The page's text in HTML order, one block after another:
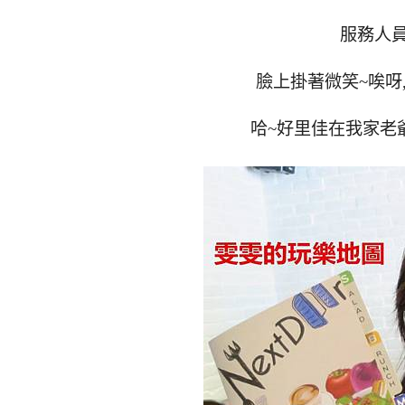
服務人
臉上掛著微笑~唉
哈~好里佳在我家老